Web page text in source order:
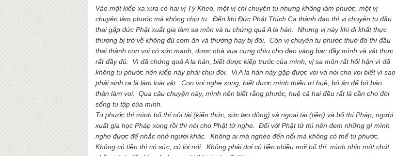
Vào một kiếp xa xưa có hai vị Tỳ Kheo, một vị chỉ chuyên tu nhưng không làm phước, một vị
chuyên làm phước mà không chịu tu. Đến khi Đức Phật Thích Ca thành đạo thì vị chuyên tu đầu
thai gặp đức Phật xuất gia làm sa môn và tu chứng quả A la hán. Nhưng vị này khi đi khất thực
thường bị trở về không đủ cơm ăn và thường hay bị đói. Còn vị chuyên tu phước thuở đó thì đầu
thai thành con voi có sức mạnh, được nhà vua cưng chìu cho đeo vàng bạc đầy mình và vật thực
rất đầy đủ. Vì đã chứng quả A la hán, biết được kiếp trước của mình, vị sa môn rất hối hận vì đã
không tu phước nên kiếp này phải chịu đói. Vị A la hán này gặp được voi và nói cho voi biết vì sao
phải sinh ra là làm loài vật. Con voi nghe xong, biết được mình thiếu trí huệ, bỏ ăn để bỏ báo
thân làm voi. Qua câu chuyện này, mình nên biết rằng phước, huệ cả hai đều rất là cần cho đời
sống tu tập của mình.
Tu phước thì mình bố thí nội tài (kiến thức, sức lao động) và ngoại tài (tiền) và bố thí Pháp, người
xuất gia học Pháp xong rồi thì nói cho Phật tử nghe. Đối với Phật tử thì nên đem những gì mình
nghe được để nhắc nhở người khác. Không ai mà nghèo đến nổi mà không có thể tu phước.
Không có tiền thì có sức, có lời nói. Không phải đợi có tiền nhiều mới bố thí, mình nhịn một chút